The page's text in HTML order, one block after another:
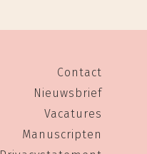
Contact
Nieuwsbrief
Vacatures
Manuscripten